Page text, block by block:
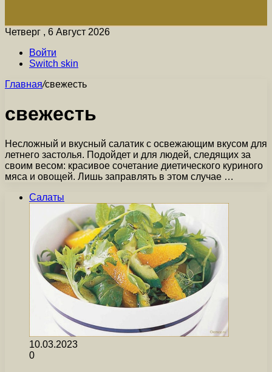
Четверг , 6 Август 2026
Войти
Switch skin
Главная/свежесть
свежесть
Несложный и вкусный салатик с освежающим вкусом для
летнего застолья. Подойдет и для людей, следящих за
своим весом: красивое сочетание диетического куриного
мяса и овощей. Лишь заправлять в этом случае …
Салаты
10.03.2023
0